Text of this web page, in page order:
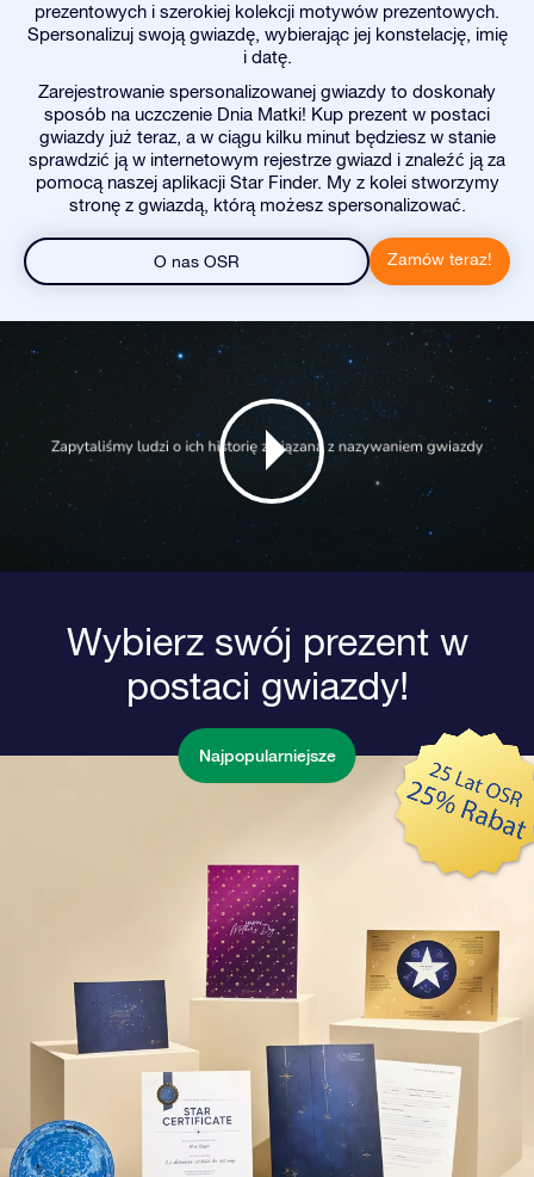
prezentowych i szerokiej kolekcji motywów prezentowych.
Spersonalizuj swoją gwiazdę, wybierając jej konstelację, imię
i datę.
Zarejestrowanie spersonalizowanej gwiazdy to doskonały
sposób na uczczenie Dnia Matki! Kup prezent w postaci
gwiazdy już teraz, a w ciągu kilku minut będziesz w stanie
sprawdzić ją w internetowym rejestrze gwiazd i znaleźć ją za
pomocą naszej aplikacji Star Finder. My z kolei stworzymy
stronę z gwiazdą, którą możesz spersonalizować.
O nas OSR Zamów teraz!
Wybierz swój prezent w
postaci gwiazdy!
Najpopularniejsze